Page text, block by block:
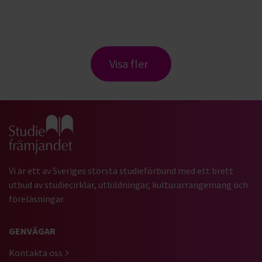
Visa fler
Gå till studiefrämjandets startsida
Vi är ett av Sveriges största studieförbund med ett brett
utbud av studiecirklar, utbildningar, kulturarrangemang och
föreläsningar.
GENVÄGAR
Kontakta oss